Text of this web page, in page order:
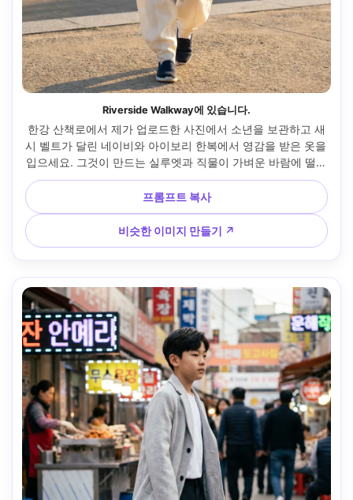
Riverside Walkway에 있습니다.
한강 산책로에서 제가 업로드한 사진에서 소년을 보관하고 새
시 벨트가 달린 네이비와 아이보리 한복에서 영감을 받은 옷을
입으세요. 그것이 만드는 실루엣과 직물이 가벼운 바람에 떨어
지는 방식을 강조합니다. 늦은 오후 낮빛, 캐논 R5, 70mm, 전
신 수직 촬영, 편안한 분위기, 사실적인 텍스처, 선명한 초점 --
ar 4:5
프롬프트 복사
비슷한 이미지 만들기 ↗